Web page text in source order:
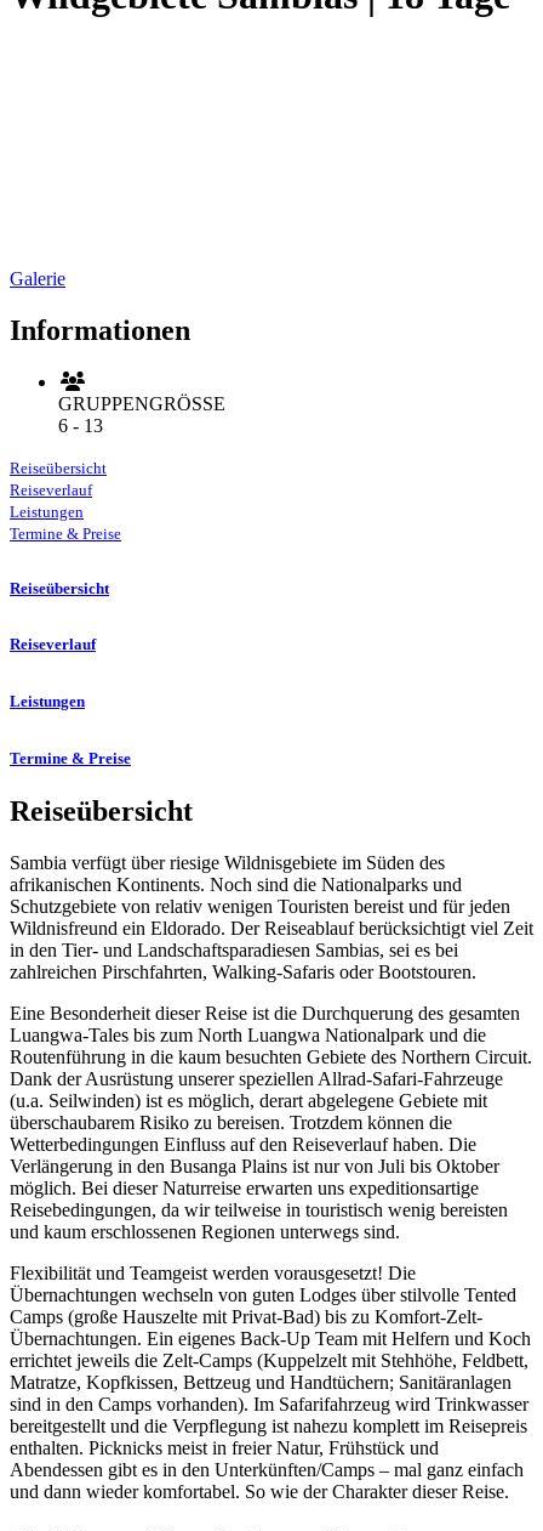
Galerie
Informationen
GRUPPENGRÖSSE
6 - 13
Reiseübersicht
Reiseverlauf
Leistungen
Termine & Preise
Reiseübersicht
Reiseverlauf
Leistungen
Termine & Preise
Reiseübersicht
Sambia verfügt über riesige Wildnisgebiete im Süden des
afrikanischen Kontinents. Noch sind die Nationalparks und
Schutzgebiete von relativ wenigen Touristen bereist und für jeden
Wildnisfreund ein Eldorado. Der Reiseablauf berücksichtigt viel Zeit
in den Tier- und Landschaftsparadiesen Sambias, sei es bei
zahlreichen Pirschfahrten, Walking-Safaris oder Bootstouren.
Eine Besonderheit dieser Reise ist die Durchquerung des gesamten
Luangwa-Tales bis zum North Luangwa Nationalpark und die
Routenführung in die kaum besuchten Gebiete des Northern Circuit.
Dank der Ausrüstung unserer speziellen Allrad-Safari-Fahrzeuge
(u.a. Seilwinden) ist es möglich, derart abgelegene Gebiete mit
überschaubarem Risiko zu bereisen. Trotzdem können die
Wetterbedingungen Einfluss auf den Reiseverlauf haben. Die
Verlängerung in den Busanga Plains ist nur von Juli bis Oktober
möglich. Bei dieser Naturreise erwarten uns expeditionsartige
Reisebedingungen, da wir teilweise in touristisch wenig bereisten
und kaum erschlossenen Regionen unterwegs sind.
Flexibilität und Teamgeist werden vorausgesetzt! Die
Übernachtungen wechseln von guten Lodges über stilvolle Tented
Camps (große Hauszelte mit Privat-Bad) bis zu Komfort-Zelt-
Übernachtungen. Ein eigenes Back-Up Team mit Helfern und Koch
errichtet jeweils die Zelt-Camps (Kuppelzelt mit Stehhöhe, Feldbett,
Matratze, Kopfkissen, Bettzeug und Handtüchern; Sanitäranlagen
sind in den Camps vorhanden). Im Safarifahrzeug wird Trinkwasser
bereitgestellt und die Verpflegung ist nahezu komplett im Reisepreis
enthalten. Picknicks meist in freier Natur, Frühstück und
Abendessen gibt es in den Unterkünften/Camps – mal ganz einfach
und dann wieder komfortabel. So wie der Charakter dieser Reise.